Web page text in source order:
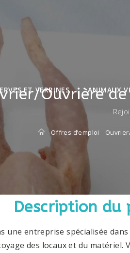
ET VERRINES ANIMAUX
Ouvrière
Offres d’emploi
Description du
entreprise spécialisée dans
des locaux et du matériel.